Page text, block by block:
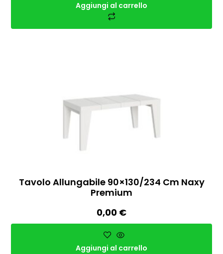
Aggiungi al carrello
Tavolo Allungabile 90×130/234 Cm Naxy
Premium
0,00 €
Aggiungi al carrello